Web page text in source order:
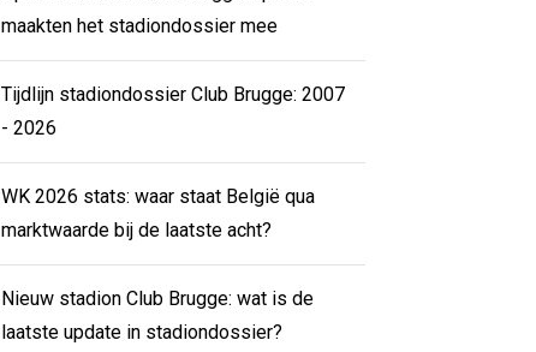
maakten het stadiondossier mee
Tijdlijn stadiondossier Club Brugge: 2007
- 2026
WK 2026 stats: waar staat België qua
marktwaarde bij de laatste acht?
Nieuw stadion Club Brugge: wat is de
laatste update in stadiondossier?